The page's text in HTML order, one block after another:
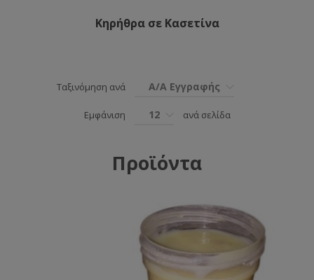
Κηρήθρα σε Κασετίνα
Ταξινόμηση ανά Α/Α Εγγραφής
Εμφάνιση 12 ανά σελίδα
Προϊόντα